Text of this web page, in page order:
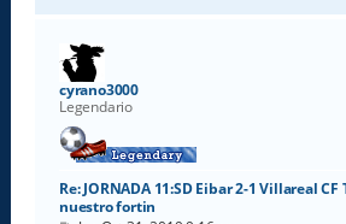
cyrano3000
Legendario
Re: JORNADA 11:SD Eibar 2-1 Villareal
nuestro fortin